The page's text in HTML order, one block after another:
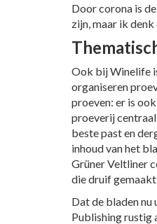
Door corona is
zijn, maar ik
Ook bij Winelife
organiseren
proeven: er is
proeverij
beste past en
inhoud van het
Grüner Veltliner
die druif
Dat de bladen
Publishing rustig